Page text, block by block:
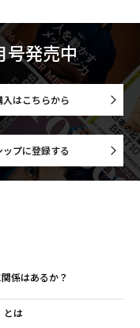
号発売中
はこちらから
ップに登録する
係はあるか？
とは